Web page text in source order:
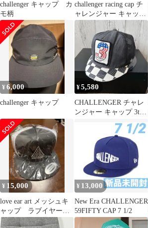
challenger キャップ カ
モ柄
challenger racing cap チ
ャレンジャー キャップ
ブラック
¥6,000
challenger キャップ
¥5,580
CHALLENGER チャレ
ンジャー キャップ 3th
ANNIVERSARY
¥ 15,000
love ear art メッシュキ
ャップ ラブイヤーア
ート
¥ 13,000
New Era CHALLENGER
59FIFTY CAP 7 1/2